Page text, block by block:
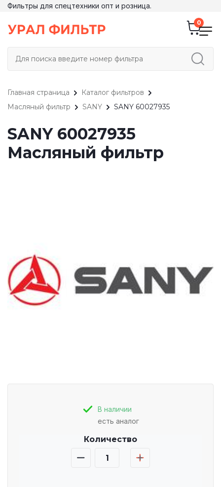
Фильтры для спецтехники опт и розница.
Главная страница
Каталог фильтров
Масляный фильтр
SANY SANY 60027935
SANY 60027935
Масляный фильтр
В наличии
есть аналог
Количество